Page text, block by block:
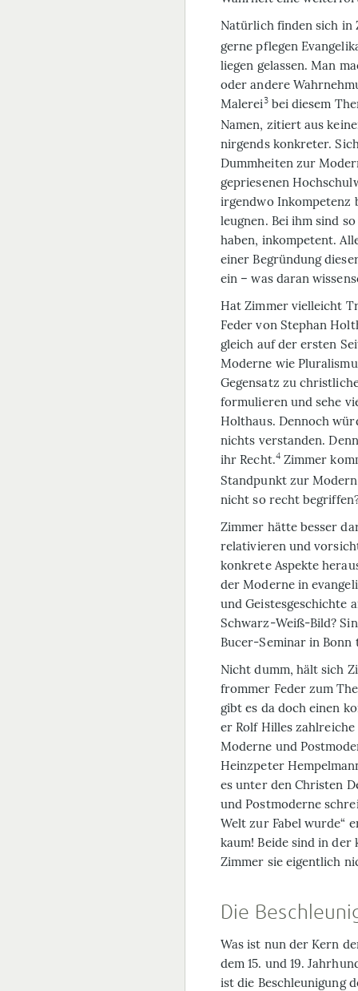
Natürlich finden sich in
gerne pflegen
liegen gelassen. Man
oder andere
Malerei3bei diesem
Namen, zitiert aus
nirgends konkreter.
Dummheiten zur
gepriesenen
irgendwo Inkompetenz
leugnen. Bei ihm sind
haben, inkompetent.
einer Begründung
ein – was daran
Hat Zimmer vielleicht
Feder von Stephan
gleich auf der ersten
Moderne wie
Gegensatz zu
formulieren und sehe
Holthaus. Dennoch
nichts verstanden.
ihr Recht.4Zimmer
Standpunkt zur
nicht so recht
Zimmer hätte besser
relativieren und
konkrete Aspekte
der Moderne in
und Geistesgeschichte
Schwarz-Weiß-Bild?
Bucer-Seminar in
Nicht dumm, hält sich
frommer Feder zum
gibt es da doch einen
er Rolf Hilles
Moderne und
Heinzpeter
es unter den Christen
und Postmoderne
Welt zur Fabel wurde“
kaum! Beide sind in
Zimmer sie eigentlich
Die
Was ist nun der Kern
dem 15. und 19.
ist die Beschleunigung